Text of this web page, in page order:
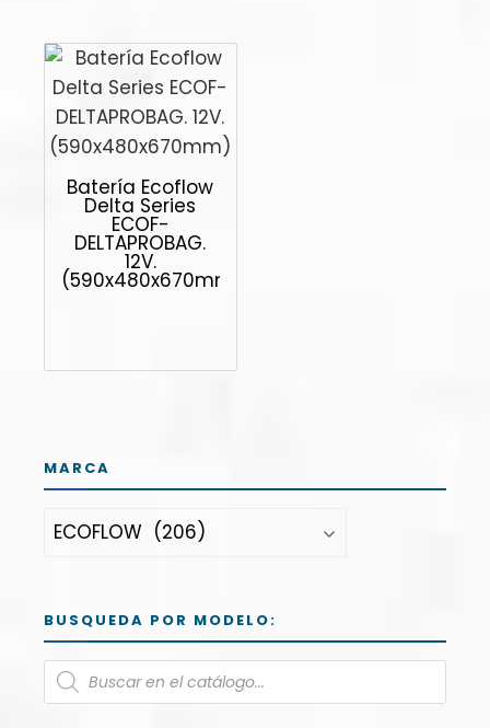
Batería Ecoflow
Delta Series
ECOF-
DELTAPROBAG.
12V.
(590x480x670mm)
MARCA
BUSQUEDA POR MODELO: